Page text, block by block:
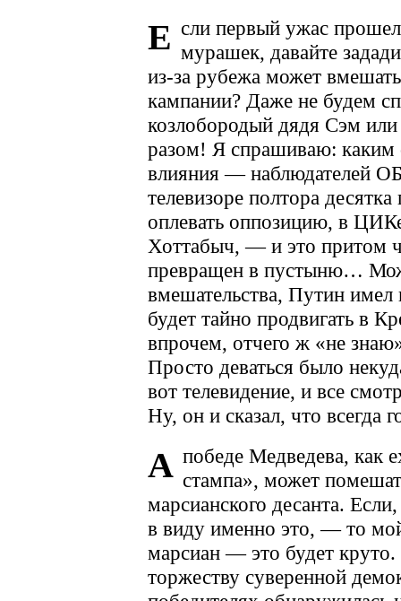
Е сли первый ужас
мурашек, давайте
из-за рубежа может
кампании? Даже не будем
козлобородый дядя Сэм
разом! Я спрашиваю: каким
влияния — наблюдателей
телевизоре полтора
оплевать оппозицию, в
Хоттабыч, — и это притом
превращен в пустыню…
вмешательства, Путин
будет тайно продвигать в
впрочем, отчего ж «не
Просто деваться было
вот телевидение, и все
Ну, он и сказал, что всегда
А победе Медведева, как
стампа», может
марсианского десанта.
в виду именно это, — то
марсиан — это будет
торжеству суверенной